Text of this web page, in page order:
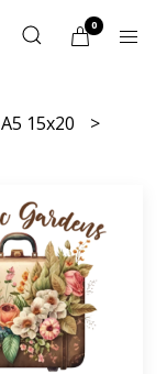
0
A5 15x20